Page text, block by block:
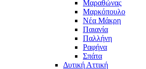
Μαραθώνας
Μαρκόπουλο
Νέα Μάκρη
Παιανία
Παλλήνη
Ραφήνα
Σπάτα
Δυτική Αττική